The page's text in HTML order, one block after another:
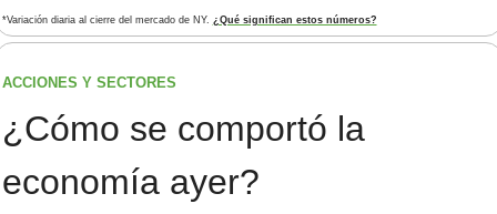
*Variación diaria al cierre del mercado de NY. ¿Qué significan estos números?
ACCIONES Y SECTORES
¿Cómo se comportó la
economía ayer?